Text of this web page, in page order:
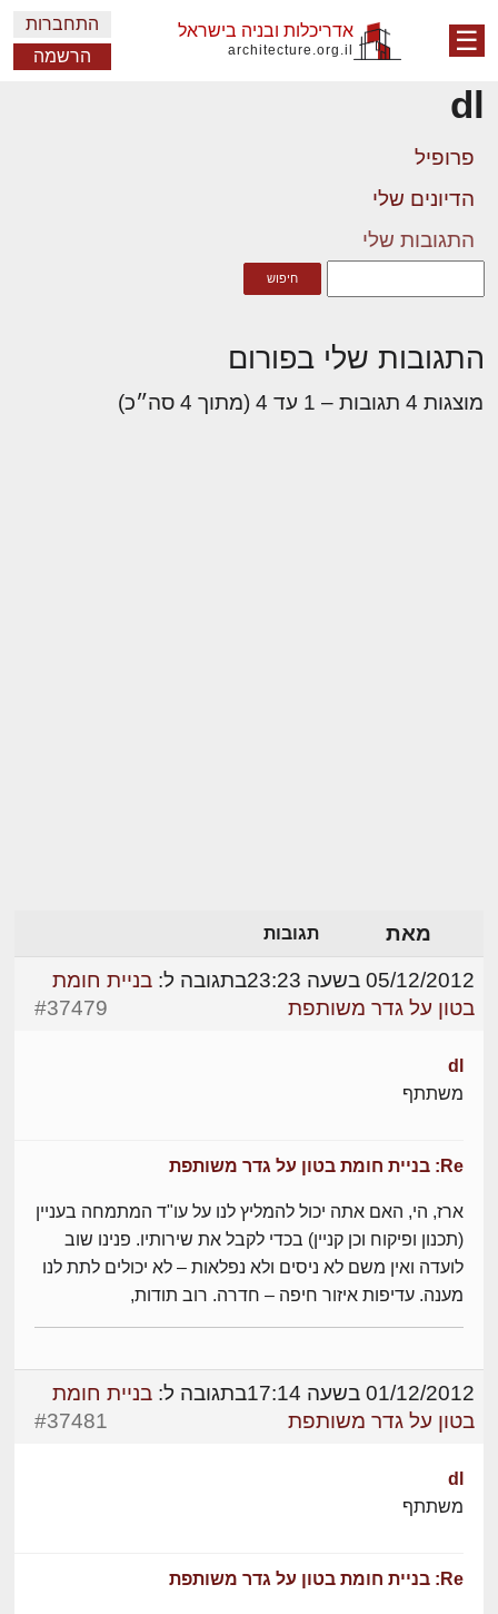
☰ אדריכלות ובניה בישראל
architecture.org.il
התחברות
הרשמה
dl
פרופיל
הדיונים שלי
התגובות שלי
התגובות שלי בפורום
מוצגות 4 תגובות – 1 עד 4 (מתוך 4 סה״כ)
מאת תגובות
05/12/2012 בשעה 23:23 בתגובה ל: בניית חומת
בטון על גדר משותפת
#37479
dl
משתתף
Re: בניית חומת בטון על גדר משותפת
ארז, הי, האם אתה יכול להמליץ לנו על עו"ד המתמחה בעניין
(תכנון ופיקוח וכן קניין) בכדי לקבל את שירותיו. פנינו שוב
לועדה ואין משם לא ניסים ולא נפלאות – לא יכולים לתת לנו
מענה. עדיפות איזור חיפה – חדרה. רוב תודות,
01/12/2012 בשעה 17:14 בתגובה ל: בניית חומת
בטון על גדר משותפת
#37481
dl
משתתף
Re: בניית חומת בטון על גדר משותפת